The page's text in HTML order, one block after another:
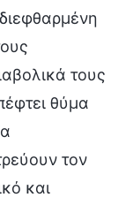
τους
θύμα
τον
και